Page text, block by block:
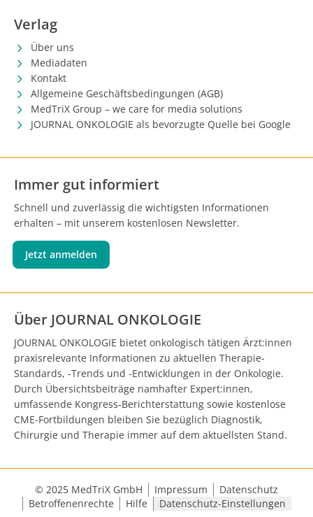
Verlag
Über uns
Mediadaten
Kontakt
Allgemeine Geschäftsbedingungen (AGB)
MedTriX Group – we care for media solutions
JOURNAL ONKOLOGIE als bevorzugte Quelle bei Google
Immer gut informiert
Schnell und zuverlässig die wichtigsten Informationen
erhalten – mit unserem kostenlosen Newsletter.
Jetzt anmelden
Über JOURNAL ONKOLOGIE
JOURNAL ONKOLOGIE bietet onkologisch tätigen Ärzt:innen
praxisrelevante Informationen zu aktuellen Therapie-
Standards, -Trends und -Entwicklungen in der Onkologie.
Durch Übersichtsbeiträge namhafter Expert:innen,
umfassende Kongress-Berichterstattung sowie kostenlose
CME-Fortbildungen bleiben Sie bezüglich Diagnostik,
Chirurgie und Therapie immer auf dem aktuellsten Stand.
© 2025 MedTriX GmbH Impressum
Datenschutz
Betroffenenrechte
Hilfe Datenschutz-Einstellungen